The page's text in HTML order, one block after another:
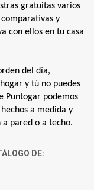
gratuitas varios
y
con ellos en tu casa
del día,
y tú no puedes
Puntogar podemos
a medida y
pared o a techo.
DE: